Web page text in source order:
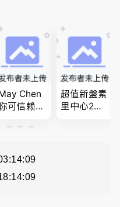
师、多语
种服务、高
效优质、助
您安心乐
、胜劵稳
)
Chen
可信赖的
你提供全
务
超值新盤素
里中心2房1